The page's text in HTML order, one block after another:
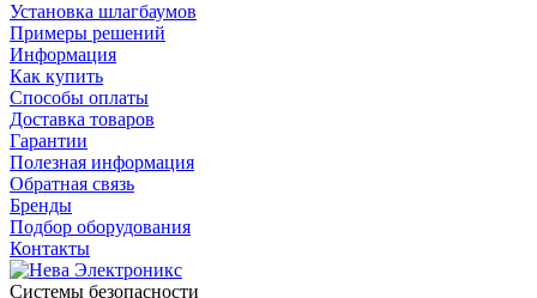
Установка шлагбаумов
Примеры решений
Информация
Как купить
Способы оплаты
Доставка товаров
Гарантии
Полезная информация
Обратная связь
Бренды
Подбор оборудования
Контакты
Системы безопасности